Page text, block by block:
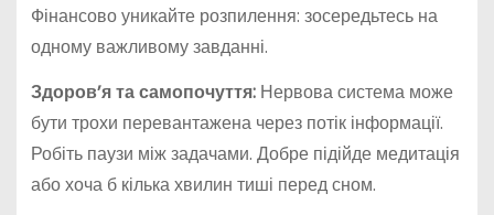
Фінансово уникайте розпилення: зосередьтесь на
одному важливому завданні.
Здоров’я та самопочуття:Нервова система може
бути трохи перевантажена через потік інформації.
Робіть паузи між задачами. Добре підійде медитація
або хоча б кілька хвилин тиші перед сном.